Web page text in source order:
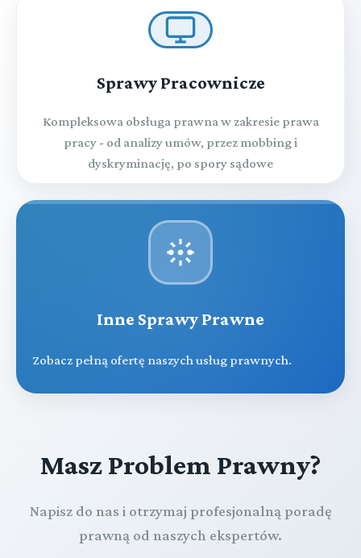
Sprawy Pracownicze
Kompleksowa obsługa prawna w zakresie prawa
pracy - od analizy umów, przez mobbing i
dyskryminację, po spory sądowe
Inne Sprawy Prawne
Zobacz pełną ofertę naszych usług prawnych.
Masz Problem Prawny?
Napisz do nas i otrzymaj profesjonalną poradę
prawną od naszych ekspertów.